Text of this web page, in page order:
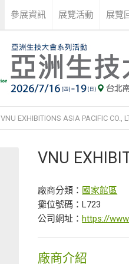
參展資訊 展覽活動 展覽
VNU EXHIBITIONS ASIA PACIFIC CO.,
VNU
廠商分類： 國家館區
攤位號碼：L723
公司網址：https://
廠商介紹